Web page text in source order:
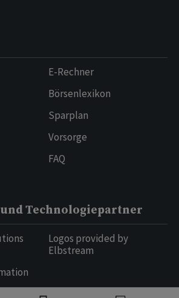
E-Rechner
Börsenlexikon
Sparplan
Vorsorge
FAQ
Technologiepartner
Logos provided by
Elbstream